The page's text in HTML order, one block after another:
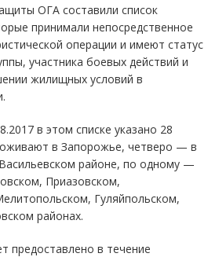
ОГА составили список
принимали непосредственное
операции и имеют статус
участника боевых действий и
жилищных условий в
в этом списке указано 28
в Запорожье, четверо — в
районе, по одному —
Приазовском,
Гуляйпольском,
районах.
предоставлено в течение